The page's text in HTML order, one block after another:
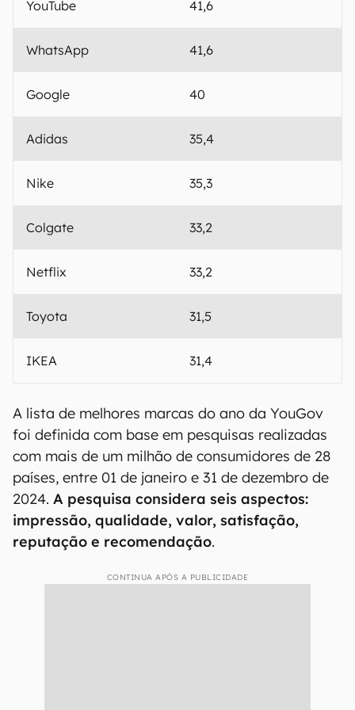
YouTube 41,6
WhatsApp 41,6
Google 40
Adidas 35,4
Nike 35,3
Colgate 33,2
Netflix 33,2
Toyota 31,5
IKEA 31,4
A lista de melhores marcas do ano da YouGov
foi definida com base em pesquisas realizadas
com mais de um milhão de consumidores de 28
países, entre 01 de janeiro e 31 de dezembro de
2024. A pesquisa considera seis aspectos:
impressão, qualidade, valor, satisfação,
reputação e recomendação.
CONTINUA APÓS A PUBLICIDADE